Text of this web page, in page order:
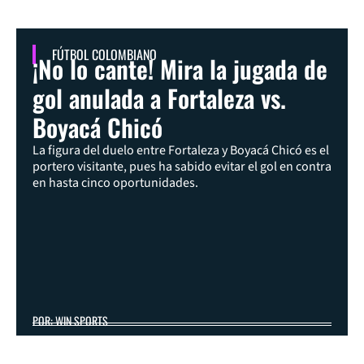
FÚTBOL COLOMBIANO
¡No lo cante! Mira la jugada de
gol anulada a Fortaleza vs.
Boyacá Chicó
La figura del duelo entre Fortaleza y Boyacá Chicó es el
portero visitante, pues ha sabido evitar el gol en contra
en hasta cinco oportunidades.
POR: WIN SPORTS